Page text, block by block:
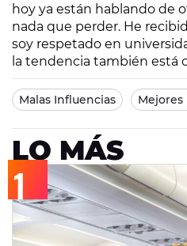
hoy ya están hablando de
nada que perder. He
soy respetado en
la tendencia también está
Malas Influencias
LO MÁS